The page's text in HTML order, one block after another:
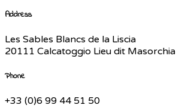
Address
Les Sables Blancs de la Liscia
20111 Calcatoggio Lieu dit Masorchia
Phone
+33 (0)6 99 44 51 50